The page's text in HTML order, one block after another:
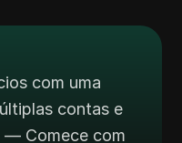
com uma
contas e
— Comece com